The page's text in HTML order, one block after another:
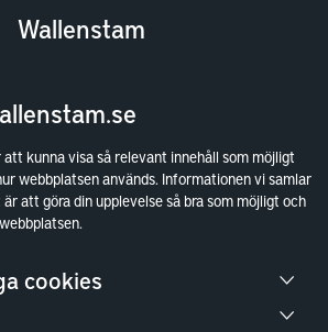
kunna visa så relevant innehåll som möjligt
webbplatsen används. Informationen vi samlar
att göra din upplevelse så bra som möjligt och
cookies
Wallenstam
Finansiella rapporter
Sök fakturamottagare
Våra fastigheter
Hållbarhet